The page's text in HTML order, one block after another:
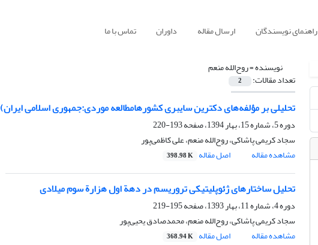
راهنمای نویسندگان ارسال مقاله داوران تماس با ما
نویسنده =روح‌الله منعم
تعداد مقالات: 2
تحلیلی بر مؤلفه‌های دکترین سایبری کشورهامطالعه موردی:جمهوری اسلامی ایران)
دوره 5، شماره 15، بهار 1394، صفحه
193-220
سجاد کریمی پاشاکی، روح‌الله منعم، علی کاظمی‌پور
مشاهده مقاله
اصل مقاله 398.98 K
تحلیل ساختارهای ژئوپلیتیکی تروریسم در دهة اول هزارة سوم میلادی
دوره 4، شماره 11، بهار 1393، صفحه
195-219
سجاد کریمی پاشاکی، روح‌الله منعم، محمدصادق یحیی‌پور
مشاهده مقاله
اصل مقاله 368.94 K